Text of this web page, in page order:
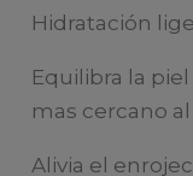
Hidratación
Equilibra la
mas cercano
Alivia el